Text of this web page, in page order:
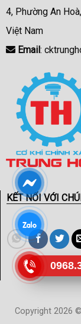
4, Phường An
Việt Nam
Email:
KẾT NỐI VỚI
Copyright 2026 ©